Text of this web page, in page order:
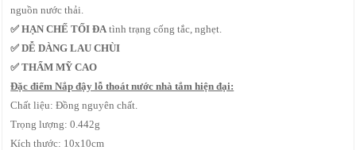
nguồn nước thải.
✅ HẠN CHẾ TỐI ĐA tình trạng cống tắc, nghẹt.
✅ DỄ DÀNG LAU CHÙI
✅ THẨM MỸ CAO
Đặc điểm Nắp đậy lỗ thoát nước nhà tắm hiện đại:
Chất liệu: Đồng nguyên chất.
Trọng lượng: 0.442g
Kích thước: 10x10cm